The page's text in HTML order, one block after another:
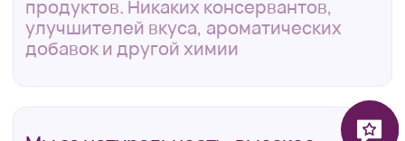
Нам доверяют!
звезды на 2Gis